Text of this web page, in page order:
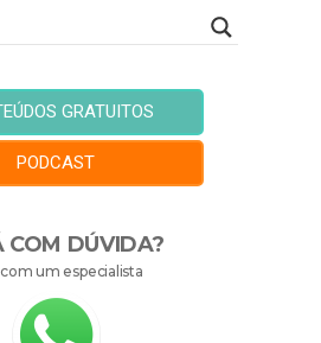
GRATUITOS
PODCAST
COM DÚVIDA?
um especialista